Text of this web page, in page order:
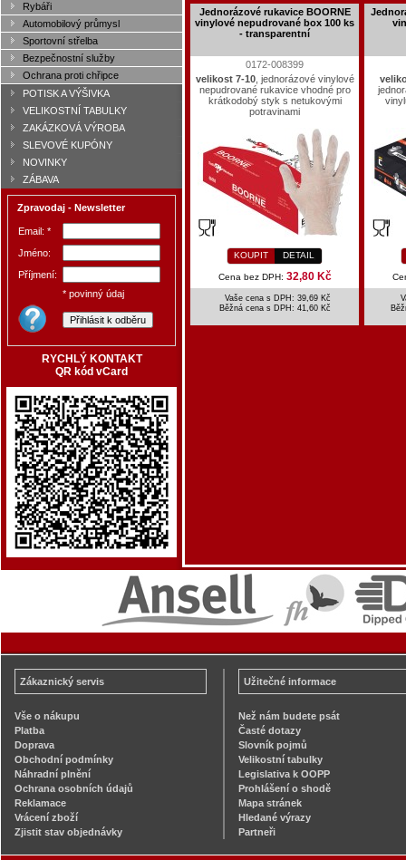
Rybáři
Automobilový průmysl
Sportovní střelba
Bezpečnostní služby
Ochrana proti chřipce
POTISK A VÝŠIVKA
VELIKOSTNÍ TABULKY
ZAKÁZKOVÁ VÝROBA
SLEVOVÉ KUPÓNY
NOVINKY
ZÁBAVA
Zpravodaj - Newsletter
Email: *
Jméno:
Příjmení:
* povinný údaj
RYCHLÝ KONTAKT
QR kód vCard
Jednorázové rukavice BOORNE
vinylové nepudrované box 100 ks
- transparentní
0172-008399
velikost 7-10, jednorázové vinylové
nepudrované rukavice vhodné pro
krátkodobý styk s netukovými
potravinami
KOUPIT DETAIL
Cena bez DPH: 32,80 Kč
Vaše cena s DPH: 39,69 Kč
Běžná cena s DPH: 41,60 Kč
Zákaznický servis
Vše o nákupu
Platba
Doprava
Obchodní podmínky
Náhradní plnění
Ochrana osobních údajů
Reklamace
Vrácení zboží
Zjistit stav objednávky
Užitečné informace
Než nám budete psát
Časté dotazy
Slovník pojmů
Velikostní tabulky
Legislativa k OOPP
Prohlášení o shodě
Mapa stránek
Hledané výrazy
Partneři